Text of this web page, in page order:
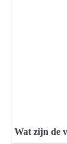
Wat zijn de